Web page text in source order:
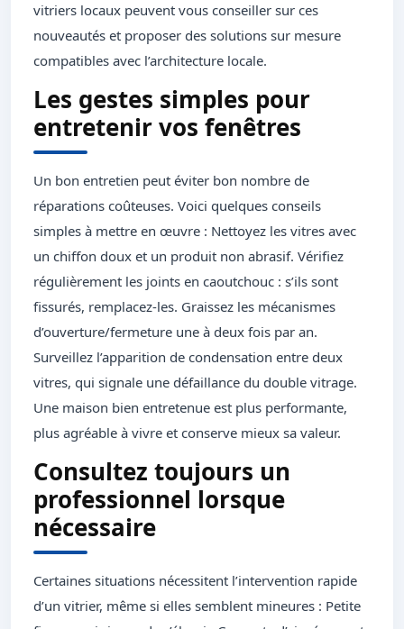
vitriers locaux peuvent vous conseiller sur ces
nouveautés et proposer des solutions sur mesure
compatibles avec l’architecture locale.
Les gestes simples pour
entretenir vos fenêtres
Un bon entretien peut éviter bon nombre de
réparations coûteuses. Voici quelques conseils
simples à mettre en œuvre : Nettoyez les vitres avec
un chiffon doux et un produit non abrasif. Vérifiez
régulièrement les joints en caoutchouc : s’ils sont
fissurés, remplacez-les. Graissez les mécanismes
d’ouverture/fermeture une à deux fois par an.
Surveillez l’apparition de condensation entre deux
vitres, qui signale une défaillance du double vitrage.
Une maison bien entretenue est plus performante,
plus agréable à vivre et conserve mieux sa valeur.
Consultez toujours un
professionnel lorsque
nécessaire
Certaines situations nécessitent l’intervention rapide
d’un vitrier, même si elles semblent mineures : Petite